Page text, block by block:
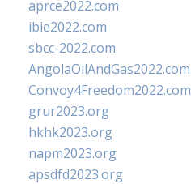
aprce2022.com
ibie2022.com
sbcc-2022.com
AngolaOilAndGas2022.com
Convoy4Freedom2022.com
grur2023.org
hkhk2023.org
napm2023.org
apsdfd2023.org